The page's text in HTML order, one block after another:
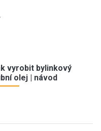
vyrobit bylinkový
olej | návod